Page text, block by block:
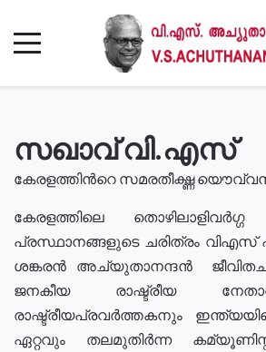
സഖാവ് വി.എസ്
കേരളത്തിൻറെ സമരതീക്ഷ്ണ
കേരളത്തിലെ
പ്രസ്ഥാനങ്ങളുടെ ചരിത്രം വിഎസ്
ശങ്കരൻ അച്യുതാനന്ദൻ
ജനകീയ രാഷ്ട്രീയ
രാഷ്ട്രീയപ്രവർത്തകനും ഇന്ത്യയിലെ
ഏറ്റവും തലമുതിർന്ന